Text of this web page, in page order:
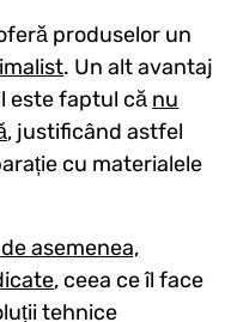
produselor un
. Un alt avantaj
este faptul că nu
, justificând astfel
cu materialele
asemenea,
, ceea ce îl face
tehnice